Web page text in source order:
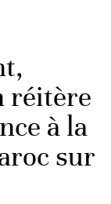
réitère
à la
sur